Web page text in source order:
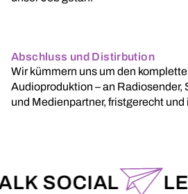
Abschluss und Distirbution
Wir kümmern uns um den
Audioproduktion – an
und Medienpartner, fristgerecht
LET'S